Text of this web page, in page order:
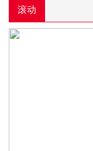
滚动